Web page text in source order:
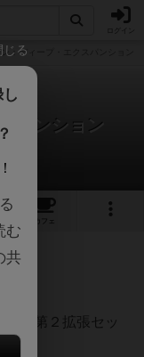
ン：ディープ・エクスパンション
パンション
カフェ
』の第２拡張セッ
じる
む
共